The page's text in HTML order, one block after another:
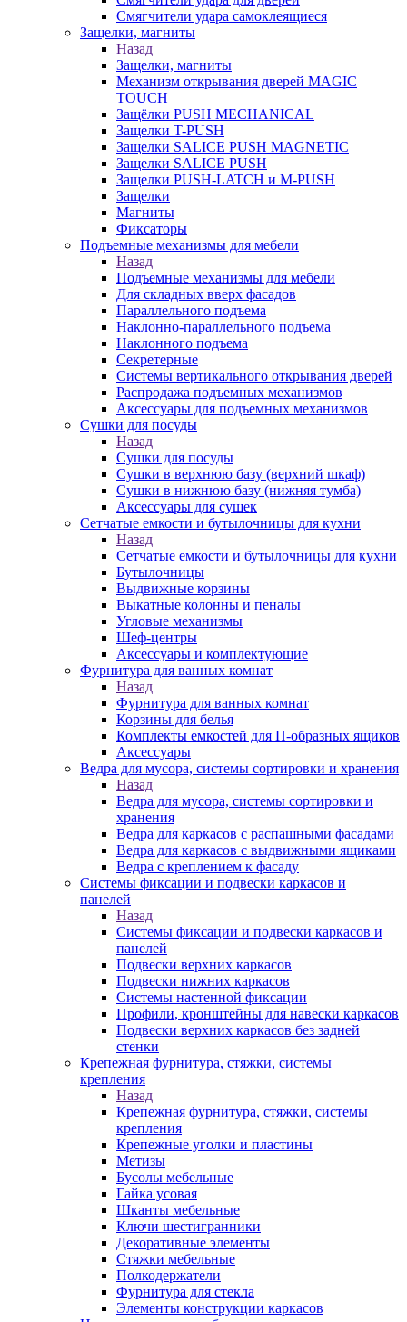
Cмягчители удара самоклеящиеся
Защелки, магниты
Назад
Защелки, магниты
Механизм открывания дверей MAGIC
TOUCH
Защёлки PUSH MECHANICAL
Защелки T-PUSH
Защелки SALICE PUSH MAGNETIC
Защелки SALICE PUSH
Защелки PUSH-LATCH и M-PUSH
Защелки
Магниты
Фиксаторы
Подъемные механизмы для мебели
Назад
Подъемные механизмы для мебели
Для складных вверх фасадов
Параллельного подъема
Наклонно-параллельного подъема
Наклонного подъема
Секретерные
Системы вертикального открывания дверей
Распродажа подъемных механизмов
Аксессуары для подъемных механизмов
Сушки для посуды
Назад
Сушки для посуды
Сушки в верхнюю базу (верхний шкаф)
Сушки в нижнюю базу (нижняя тумба)
Аксессуары для сушек
Сетчатые емкости и бутылочницы для кухни
Назад
Сетчатые емкости и бутылочницы для кухни
Бутылочницы
Выдвижные корзины
Выкатные колонны и пеналы
Угловые механизмы
Шеф-центры
Аксессуары и комплектующие
Фурнитура для ванных комнат
Назад
Фурнитура для ванных комнат
Корзины для белья
Комплекты емкостей для П-образных ящиков
Аксессуары
Ведра для мусора, системы сортировки и хранения
Назад
Ведра для мусора, системы сортировки и
хранения
Ведра для каркасов с распашными фасадами
Ведра для каркасов с выдвижными ящиками
Ведра с креплением к фасаду
Системы фиксации и подвески каркасов и
панелей
Назад
Системы фиксации и подвески каркасов и
панелей
Подвески верхних каркасов
Подвески нижних каркасов
Системы настенной фиксации
Профили, кронштейны для навески каркасов
Подвески верхних каркасов без задней
стенки
Крепежная фурнитура, стяжки, системы
крепления
Назад
Крепежная фурнитура, стяжки, системы
крепления
Крепежные уголки и пластины
Метизы
Бусолы мебельные
Гайка усовая
Шканты мебельные
Ключи шестигранники
Декоративные элементы
Стяжки мебельные
Полкодержатели
Фурнитура для стекла
Элементы конструкции каркасов